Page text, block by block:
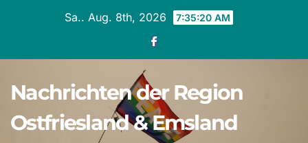
Sa.. Aug. 8th, 2026 7:35:21 AM
Nachrichten der Region
Ostfriesland & Emsland